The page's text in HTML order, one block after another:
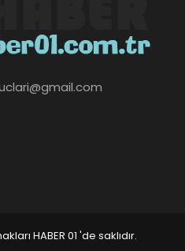
HABER 01 'de saklıdır.